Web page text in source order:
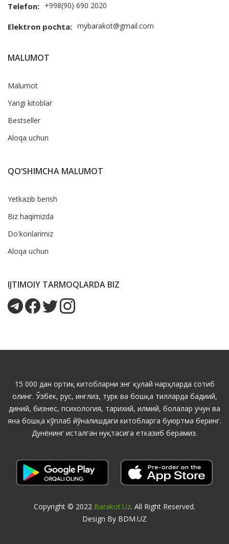
Telefon: +998(90) 690 2020
Elektron pochta: mybarakot@gmail.com
MALUMOT
Malumot
Yangi kitoblar
Bestseller
Aloqa uchun
QO‘SHIMCHA MALUMOT
Yetkazib berish
Biz haqimizda
Do'konlarimiz
Aloqa uchun
IJTIMOIY TARMOQLARDA BIZ
15 000 дан ортиқ китобларни энг қулай нарҳларда сотиб
олинг. Ўзбек, рус, инглиз, турк ва бошқа тилларда бадиий,
диний, бизнес, психология, тарихий, илмий, болалар учун ва
яна бошқа кўплаб йўналишдаги китобларга буюртма беринг.
Дунёнинг исталган нуқтасига етказиб берамиз.
Copyright © 2022 Barakot.uz. All Right Reserved.
Design By BDM.UZ